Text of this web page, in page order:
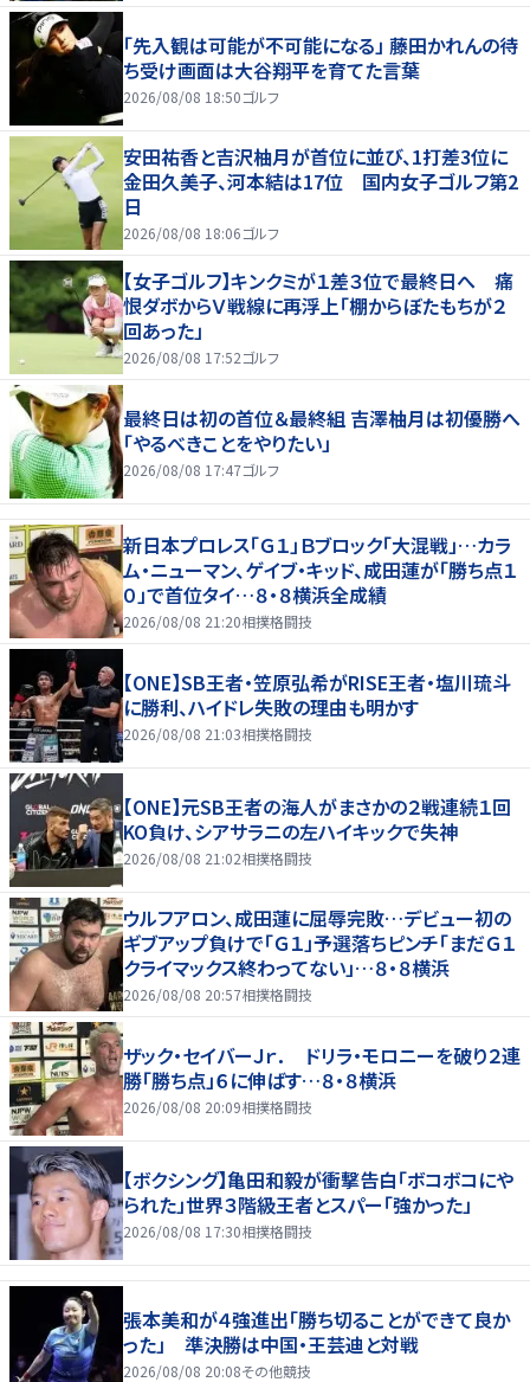
「先入観は可能が不可能になる」 藤田かれんの待
ち受け画面は大谷翔平を育てた言葉
2026/08/08 18:50ゴルフ
安田祐香と吉沢柚月が首位に並び、1打差3位に
金田久美子、河本結は17位 国内女子ゴルフ第2
日
2026/08/08 18:06ゴルフ
【女子ゴルフ】キンクミが１差３位で最終日へ 痛
恨ダボからＶ戦線に再浮上「棚からぼたもちが２
回あった」
2026/08/08 17:52ゴルフ
最終日は初の首位＆最終組 吉澤柚月は初優勝へ
「やるべきことをやりたい」
2026/08/08 17:47ゴルフ
新日本プロレス「Ｇ１」Ｂブロック「大混戦」…カラ
ム・ニューマン、ゲイブ・キッド、成田蓮が「勝ち点１
０」で首位タイ…８・８横浜全成績
2026/08/08 21:20相撲格闘技
【ONE】SB王者・笠原弘希がRISE王者・塩川琉斗
に勝利、ハイドレ失敗の理由も明かす
2026/08/08 21:03相撲格闘技
【ONE】元SB王者の海人がまさかの２戦連続１回
KO負け、シアサラニの左ハイキックで失神
2026/08/08 21:02相撲格闘技
ウルフアロン、成田蓮に屈辱完敗…デビュー初の
ギブアップ負けで「Ｇ１」予選落ちピンチ「まだＧ１
クライマックス終わってない」…８・８横浜
2026/08/08 20:57相撲格闘技
ザック・セイバーＪｒ． ドリラ・モロニーを破り２連
勝「勝ち点」６に伸ばす…８・８横浜
2026/08/08 20:09相撲格闘技
【ボクシング】亀田和毅が衝撃告白「ボコボコにや
られた」世界３階級王者とスパー「強かった」
2026/08/08 17:30相撲格闘技
張本美和が４強進出「勝ち切ることができて良か
った」 準決勝は中国・王芸迪と対戦
2026/08/08 20:08その他競技